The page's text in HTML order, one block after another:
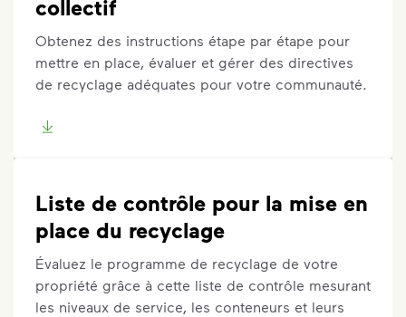
collectif
Obtenez des instructions étape par étape pour
mettre en place, évaluer et gérer des directives
de recyclage adéquates pour votre communauté.
Liste de contrôle pour la mise en
place du recyclage
Évaluez le programme de recyclage de votre
propriété grâce à cette liste de contrôle mesurant
les niveaux de service, les conteneurs et leurs